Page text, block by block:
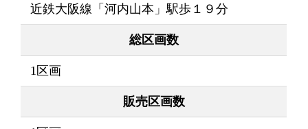
近鉄大阪線「河内山本」駅歩１９分
総区画数
1区画
販売区画数